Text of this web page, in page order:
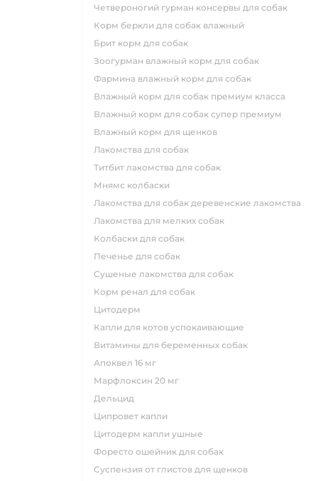
четвероногий гурман консервы для собак
корм беркли для собак влажный
брит корм для собак
зоогурман влажный корм для собак
фармина влажный корм для собак
влажный корм для собак премиум класса
влажный корм для собак супер премиум
влажный корм для щенков
лакомства для собак
титбит лакомства для собак
мнямс колбаски
лакомства для собак деревенские лакомства
лакомства для мелких собак
колбаски для собак
печенье для собак
сушеные лакомства для собак
корм ренал для собак
цитодерм
капли для котов успокаивающие
витамины для беременных собак
апоквел 16 мг
марфлоксин 20 мг
дельцид
ципровет капли
цитодерм капли ушные
форесто ошейник для собак
суспензия от глистов для щенков